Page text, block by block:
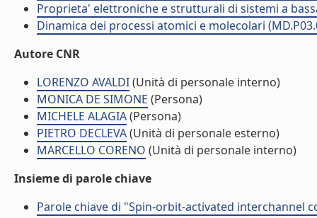
Proprieta' elettroniche e strutturali di sistemi a
Dinamica dei processi atomici e molecolari
Autore CNR
LORENZO AVALDI(Unità di personale interno)
MONICA DE SIMONE (Persona)
MICHELE ALAGIA(Persona)
PIETRO DECLEVA(Unità di personale esterno)
MARCELLO CORENO (Unità di personale interno)
Insieme di parole chiave
Parole chiave di "Spin-orbit-activated